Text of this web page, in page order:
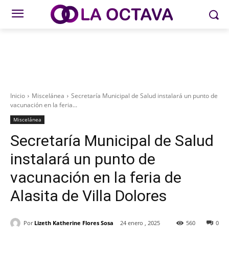
Inicio Miscelánea
Secretaría Municipal de Salud instalará un punto de
vacunación en la feria...
Miscelánea
Secretaría Municipal de Salud
instalará un punto de
vacunación en la feria de
Alasita de Villa Dolores
Por Lizeth Katherine Flores Sosa 24 enero , 2025 0
560